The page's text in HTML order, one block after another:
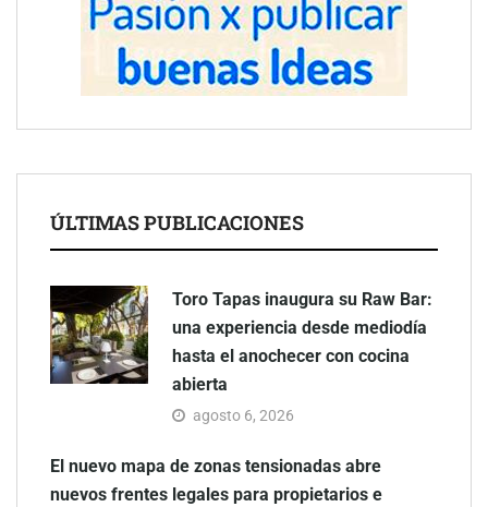
ÚLTIMAS PUBLICACIONES
Toro Tapas inaugura su Raw Bar:
una experiencia desde mediodía
hasta el anochecer con cocina
abierta
agosto 6, 2026
El nuevo mapa de zonas tensionadas abre
nuevos frentes legales para propietarios e